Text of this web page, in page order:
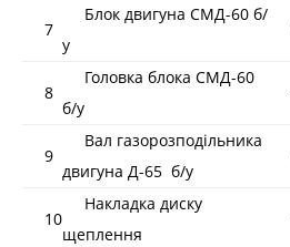
7
Блок двигуна СМД-60 б/
у
8
Головка блока СМД-60
б/у
9
Вал газорозподільника
двигуна Д-65 б/у
10
Накладка диску
щеплення